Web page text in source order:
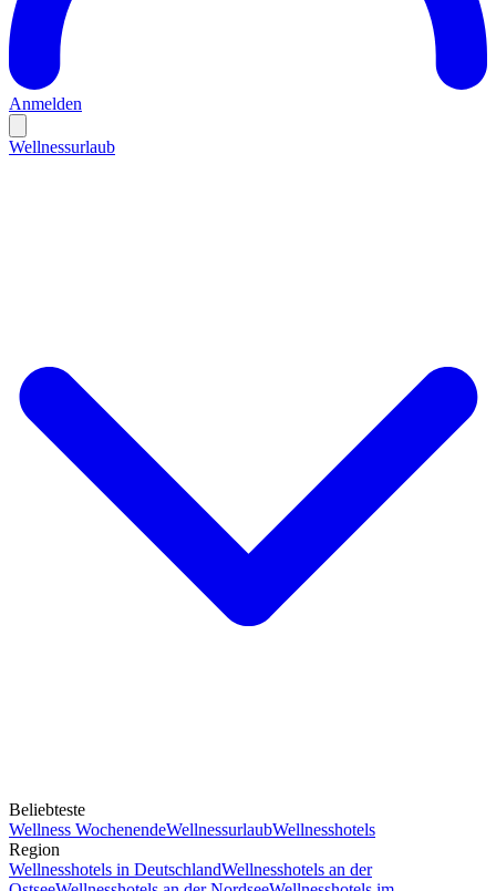
Anmelden
Wellnessurlaub
Beliebteste
Wellness WochenendeWellnessurlaubWellnesshotels
Region
Wellnesshotels in DeutschlandWellnesshotels an der